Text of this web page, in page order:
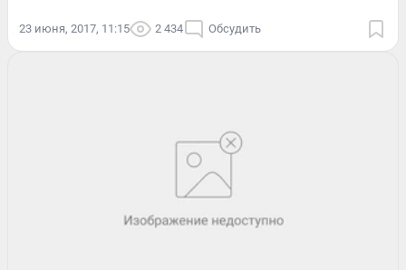
23 июня, 2017, 11:15 2 434 Обсудить